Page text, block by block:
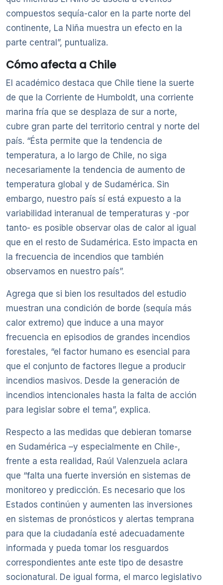
compuestos sequía-calor en la parte norte del
continente, La Niña muestra un efecto en la
parte central”, puntualiza.
Cómo afecta a Chile
El académico destaca que Chile tiene la suerte
de que la Corriente de Humboldt, una corriente
marina fría que se desplaza de sur a norte,
cubre gran parte del territorio central y norte del
país. “Ésta permite que la tendencia de
temperatura, a lo largo de Chile, no siga
necesariamente la tendencia de aumento de
temperatura global y de Sudamérica. Sin
embargo, nuestro país sí está expuesto a la
variabilidad interanual de temperaturas y -por
tanto- es posible observar olas de calor al igual
que en el resto de Sudamérica. Esto impacta en
la frecuencia de incendios que también
observamos en nuestro país”.
Agrega que si bien los resultados del estudio
muestran una condición de borde (sequía más
calor extremo) que induce a una mayor
frecuencia en episodios de grandes incendios
forestales, “el factor humano es esencial para
que el conjunto de factores llegue a producir
incendios masivos. Desde la generación de
incendios intencionales hasta la falta de acción
para legislar sobre el tema”, explica.
Respecto a las medidas que debieran tomarse
en Sudamérica –y especialmente en Chile-,
frente a esta realidad, Raúl Valenzuela aclara
que “falta una fuerte inversión en sistemas de
monitoreo y predicción. Es necesario que los
Estados continúen y aumenten las inversiones
en sistemas de pronósticos y alertas temprana
para que la ciudadanía esté adecuadamente
informada y pueda tomar los resguardos
correspondientes ante este tipo de desastre
socionatural. De igual forma, el marco legislativo